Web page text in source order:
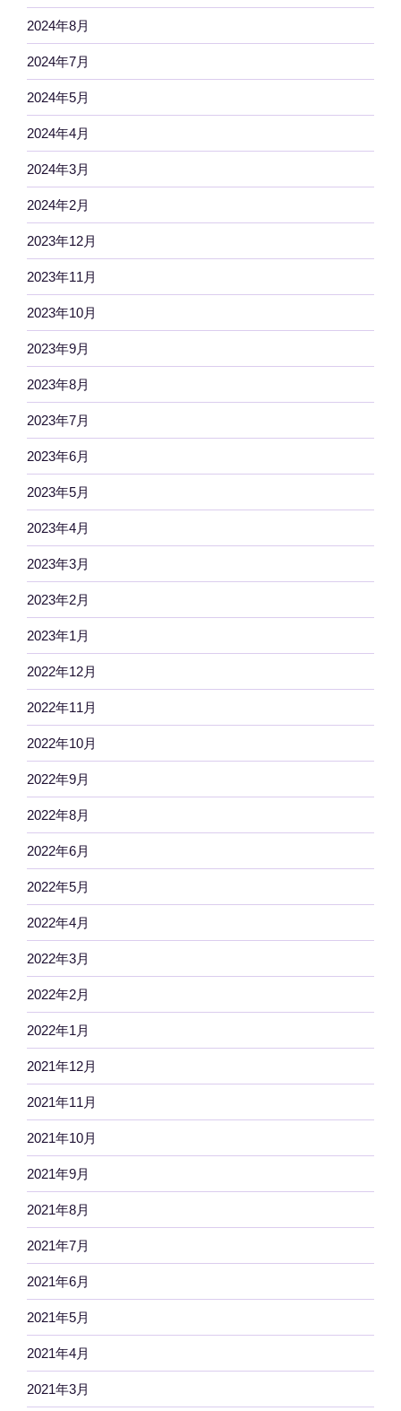
2024年8月
2024年7月
2024年5月
2024年4月
2024年3月
2024年2月
2023年12月
2023年11月
2023年10月
2023年9月
2023年8月
2023年7月
2023年6月
2023年5月
2023年4月
2023年3月
2023年2月
2023年1月
2022年12月
2022年11月
2022年10月
2022年9月
2022年8月
2022年6月
2022年5月
2022年4月
2022年3月
2022年2月
2022年1月
2021年12月
2021年11月
2021年10月
2021年9月
2021年8月
2021年7月
2021年6月
2021年5月
2021年4月
2021年3月